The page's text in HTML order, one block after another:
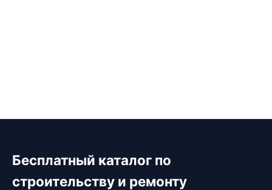
Бесплатный каталог по
строительству и ремонту